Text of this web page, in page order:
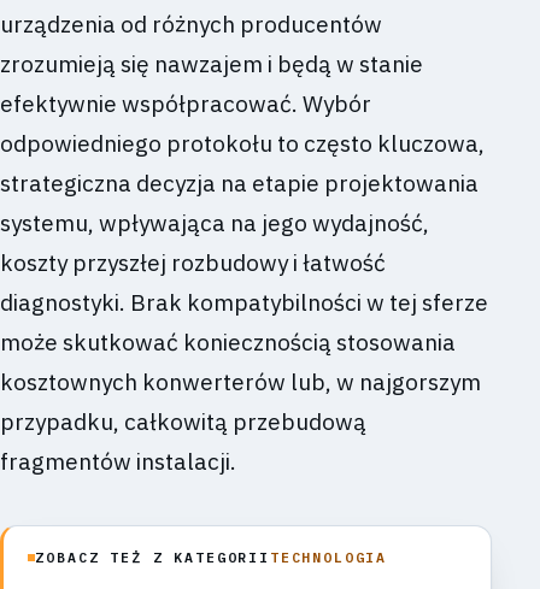
urządzenia od różnych producentów
zrozumieją się nawzajem i będą w stanie
efektywnie współpracować. Wybór
odpowiedniego protokołu to często kluczowa,
strategiczna decyzja na etapie projektowania
systemu, wpływająca na jego wydajność,
koszty przyszłej rozbudowy i łatwość
diagnostyki. Brak kompatybilności w tej sferze
może skutkować koniecznością stosowania
kosztownych konwerterów lub, w najgorszym
przypadku, całkowitą przebudową
fragmentów instalacji.
ZOBACZ TEŻ Z KATEGORII TECHNOLOGIA